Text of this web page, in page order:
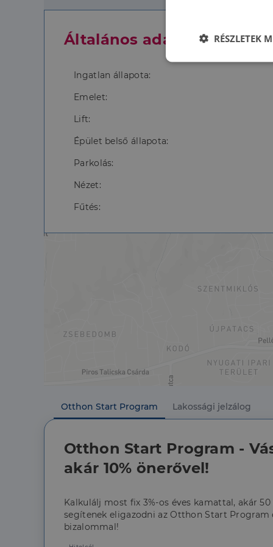
Általános adatok
Ingatlan állapota:
Emelet:
Lift:
Épület belső állapota:
Parkolás:
Nézet:
Fűtés:
Otthon Start Program Lakossági jelzálog
Otthon Start Program -
akár 10% önerővel!
Kalkulálj most fix 3%-os éves kamattal, akár
segítenek eligazodni az Otthon Start
bizalommal!
RÉSZLETEK
Az
fiókkezelést. A
_ga_F4MKCEZ8P5
Google
bcookie
Microsoft
_fbp
Meta
Inc.
Név
Szolgáltató
Domain